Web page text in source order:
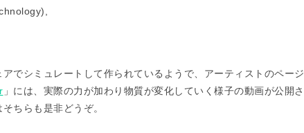
でシミュレートして作られているようで、アーティストのページ
」には、実際の力が加わり物質が変化していく様子の動画が公開さ
ちらも是非どうぞ。